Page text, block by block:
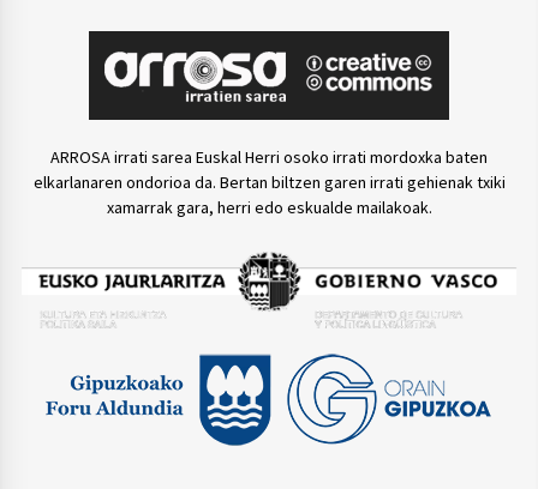
ARROSA irrati sarea Euskal Herri osoko irrati mordoxka baten
elkarlanaren ondorioa da. Bertan biltzen garen irrati gehienak txiki
xamarrak gara, herri edo eskualde mailakoak.